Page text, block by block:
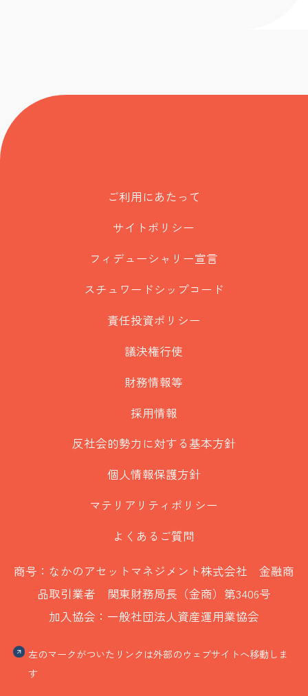
ご利用にあたって
サイトポリシー
フィデューシャリー宣言
スチュワードシップコード
責任投資ポリシー
議決権行使
財務情報等
採用情報
反社会的勢力に対する基本方針
個人情報保護方針
マテリアリティポリシー
よくあるご質問
商号：なかのアセットマネジメント株式会社 金融商
品取引業者 関東財務局長（金商）第3406号
加入協会：一般社団法人資産運用業協会
左のマークがついたリンクは外部のウェブサイトへ移動しま
す